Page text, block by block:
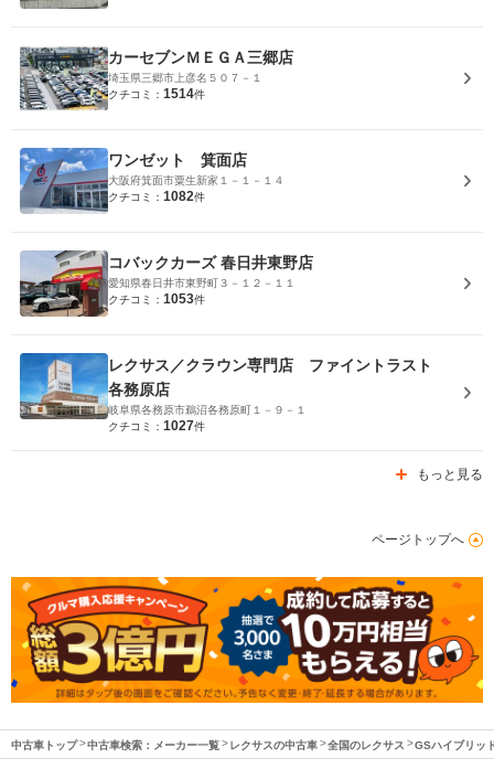
カーセブンＭＥＧＡ三郷店
埼玉県三郷市上彦名５０７－１
クチコミ： 1514件
ワンゼット 箕面店
大阪府箕面市粟生新家１－１－１４
クチコミ： 1082件
コバックカーズ 春日井東野店
愛知県春日井市東野町３－１２－１１
クチコミ： 1053件
レクサス／クラウン専門店 ファイントラスト
各務原店
岐阜県各務原市鵜沼各務原町１－９－１
クチコミ： 1027件
もっと見る
ページトップへ
中古車トップ 中古車検索：メーカー一覧 レクサスの中古車 全国のレクサス GSハイブリッ